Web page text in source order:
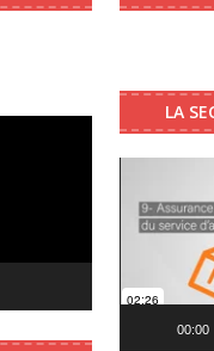
LA
00:00